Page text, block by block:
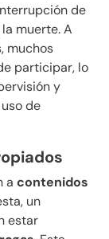
de
muerte. A
muchos
participar, lo
y
de
a contenidos
un
estar